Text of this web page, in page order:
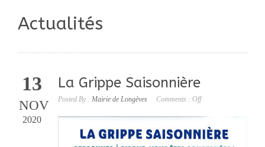
Actualités
13
NOV
2020
La Grippe Saisonnière
Posted By : Mairie de Longèves Comments : Off